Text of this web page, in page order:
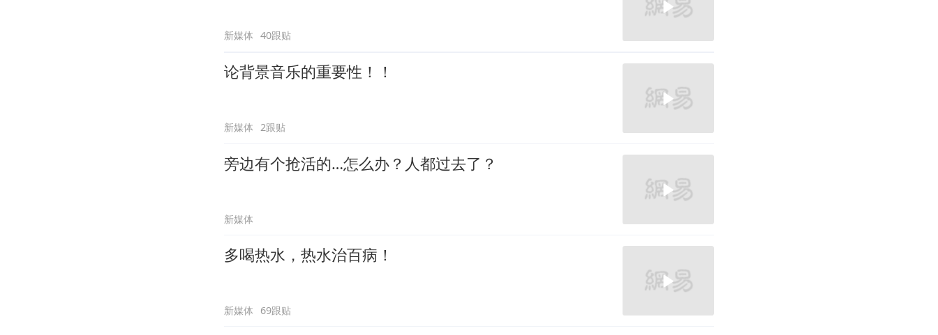
新媒体 40跟贴
论背景音乐的重要性！！
新媒体 2跟贴
旁边有个抢活的…怎么办？人都过去了？
新媒体
多喝热水，热水治百病！
新媒体 69跟贴